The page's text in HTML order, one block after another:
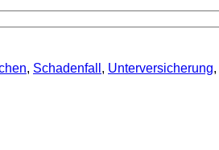
, Schadenfall , Unterversicherung,